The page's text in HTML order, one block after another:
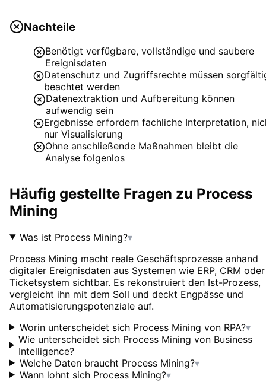
Nachteile
Benötigt verfügbare, vollständige und saubere
Ereignisdaten
Datenschutz und Zugriffsrechte müssen
beachtet werden
Datenextraktion und Aufbereitung können
aufwendig sein
Ergebnisse erfordern fachliche Interpretation,
nur Visualisierung
Ohne anschließende Maßnahmen bleibt die
Analyse folgenlos
Häufig gestellte Fragen zu Process
Mining
Was ist Process Mining?▾
Process Mining macht reale Geschäftsprozesse anhand
digitaler Ereignisdaten aus Systemen wie ERP, CRM oder
Ticketsystem sichtbar. Es rekonstruiert den Ist-Prozess,
vergleicht ihn mit dem Soll und deckt Engpässe und
Automatisierungspotenziale auf.
Worin unterscheidet sich Process Mining von RPA?▾
Wie unterscheidet sich Process Mining von Business
Intelligence?
Welche Daten braucht Process Mining?▾
Wann lohnt sich Process Mining?▾